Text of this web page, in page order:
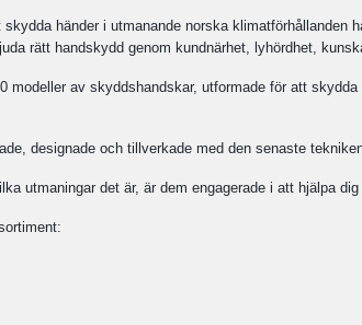
händer i utmanande norska
rätt handskydd genom kundnärhet, lyhördhet,
modeller av skyddshandskar, utformade för att
designade och tillverkade med den senaste
utmaningar det är, är dem engagerade i att hjälpa